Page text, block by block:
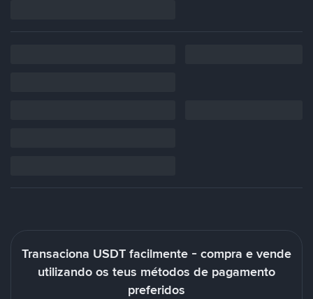
Transaciona USDT facilmente - compra e vende
utilizando os teus métodos de pagamento
preferidos